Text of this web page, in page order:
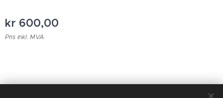
kr 600,00
Pris inkl. MVA